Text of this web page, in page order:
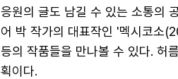
응원의 글도 남길 수 있는 소통의
어 박 작가의 대표작인 '멕시코소
등의 작품들을 만나볼 수 있다. 허
획이다.